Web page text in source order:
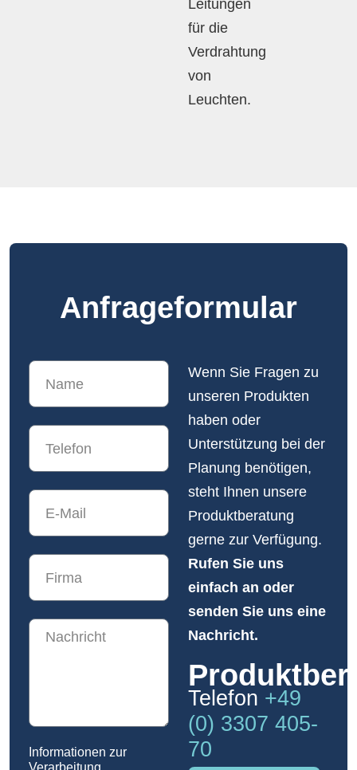
Leitungen
für die
Verdrahtung
von
Leuchten.
Anfrage­formular
Wenn Sie Fragen zu
unseren Produkten
haben oder
Unterstützung bei der
Planung benötigen,
steht Ihnen unsere
Produktberatung
gerne zur Verfügung.
Rufen Sie uns
einfach an oder
senden Sie uns eine
Nachricht.
Telefon +49
(0) 3307 405-
70
Informationen zur